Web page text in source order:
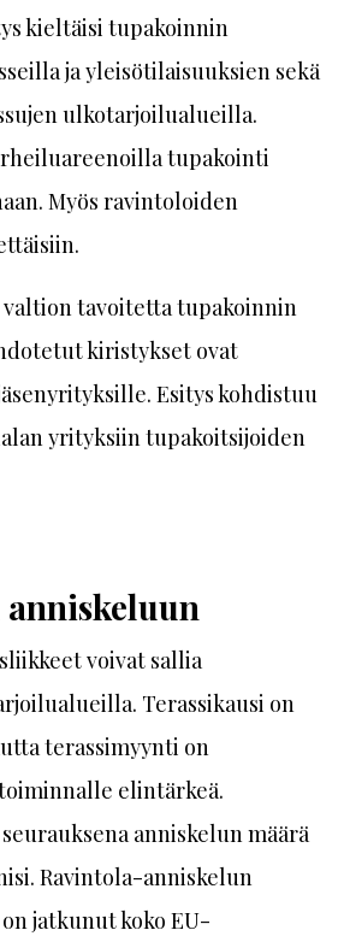
kieltäisi tupakoinnin
ja yleisötilaisuuksien sekä
ulkotarjoilualueilla.
tupakointi
Myös ravintoloiden
valtion tavoitetta tupakoinnin
kiristykset ovat
Esitys kohdistuu
yrityksiin tupakoitsijoiden
voivat sallia
Terassikausi on
terassimyynti on
elintärkeä.
anniskelun määrä
Ravintola-anniskelun
jatkunut koko EU-